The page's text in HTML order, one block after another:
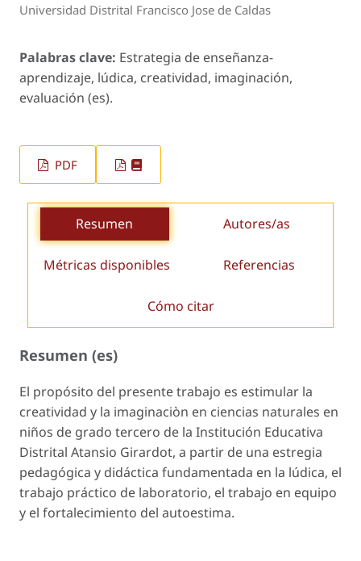
Universidad Distrital Francisco Jose de Caldas
Palabras clave: Estrategia de enseñanza-
aprendizaje, lúdica, creatividad, imaginación,
evaluación (es).
PDF
Resumen Autores/as
Métricas disponibles Referencias
Cómo citar
Resumen (es)
El propósito del presente trabajo es estimular la
creatividad y la imaginaciòn en ciencias naturales en
niños de grado tercero de la Institución Educativa
Distrital Atansio Girardot, a partir de una estregia
pedagógica y didáctica fundamentada en la lúdica, el
trabajo práctico de laboratorio, el trabajo en equipo
y el fortalecimiento del autoestima.